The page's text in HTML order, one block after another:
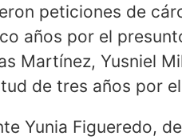
peticiones de
años por el
Martínez, Yusniel
de tres años por
Yunia Figueredo,